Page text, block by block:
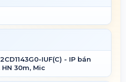
IUF(C) - IP bán
HN 30m, Mic